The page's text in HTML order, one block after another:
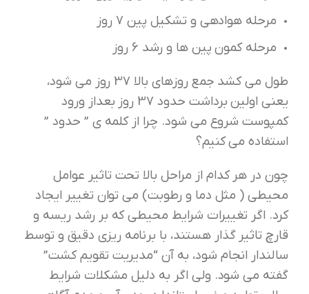
مرحله هوادهی و تشکیل پین 7 روز
مرحله کمون پین ها و رشد 6 روز
طول می کشد جمع روزهای بالا 37 روز می شود،
یعنی اولین برداشت حدود 37 روز بعداز ورود
کمپوست شروع می شود. چرا از کلمه ی ” حدود ”
استفاده می کنیم؟
چون در هر کدام از مراحل بالا تحت تاثیر عوامل
محیطی ( مثل دما و رطوبت) می توان تغییر ایجاد
کرد. اگر تغییرات شرایط محیطی که بر رشد ریسه و
قارچ تاثیر گذار هستند، با برنامه ریزی دقیق و توسط
سالندار انجام شود، به آن “مدیریت تقویم کشت”
گفته می شود. ولی اگر به دلیل مشکلات شرایط